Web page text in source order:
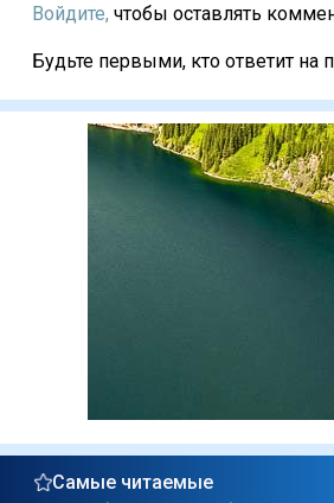
Войдите, чтобы оставлять
Будьте первыми, кто ответит на
Самые читаемые